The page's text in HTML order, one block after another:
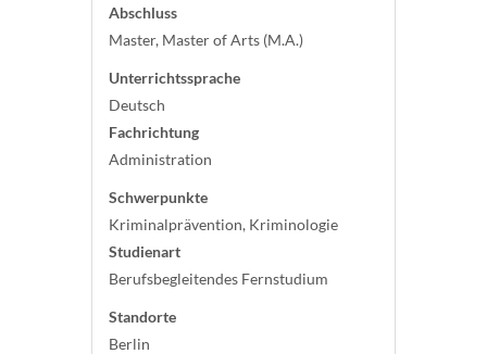
Abschluss
Master, Master of Arts (M.A.)
Unterrichtssprache
Deutsch
Fachrichtung
Administration
Schwerpunkte
Kriminalprävention, Kriminologie
Studienart
Berufsbegleitendes Fernstudium
Standorte
Berlin